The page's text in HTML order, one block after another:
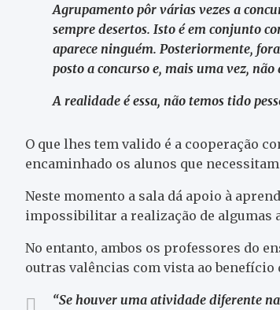
Agrupamento pôr várias vezes a
sempre desertos. Isto é em conjunto
aparece ninguém. Posteriormente,
posto a concurso e, mais uma vez,
A realidade é essa, não temos tido
O que lhes tem valido é a cooperação
encaminhado os alunos que
Neste momento a sala dá apoio à
impossibilitar a realização de algumas
No entanto, ambos os professores do
outras valências com vista ao benefício
“Se houver uma atividade diferente